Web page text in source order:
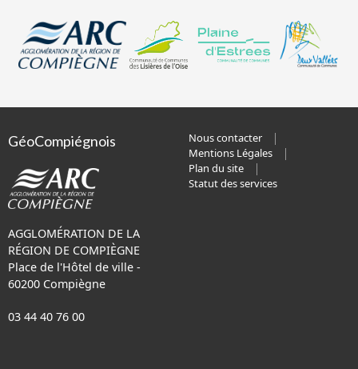
GéoCompiégnois
AGGLOMÉRATION DE LA
RÉGION DE COMPIÈGNE
Place de l'Hôtel de ville -
60200 Compiègne
03 44 40 76 00
Nous contacter
Mentions Légales
Plan du site
Statut des services